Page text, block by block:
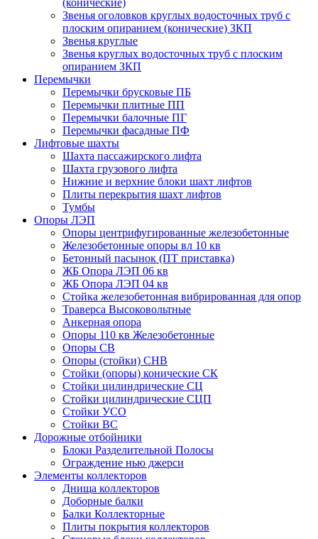
(конические)
Звенья оголовков круглых водосточных труб с
плоским опиранием (конические) ЗКП
Звенья круглые
Звенья круглых водосточных труб с плоским
опиранием ЗКП
Перемычки
Перемычки брусковые ПБ
Перемычки плитные ПП
Перемычки балочные ПГ
Перемычки фасадные ПФ
Лифтовые шахты
Шахта пассажирского лифта
Шахта грузового лифта
Нижние и верхние блоки шахт лифтов
Плиты перекрытия шахт лифтов
Тумбы
Опоры ЛЭП
Опоры центрифугированные железобетонные
Железобетонные опоры вл 10 кв
Бетонный пасынок (ПТ приставка)
ЖБ Опора ЛЭП 06 кв
ЖБ Опора ЛЭП 04 кв
Стойка железобетонная вибрированная для опор
Траверса Высоковольтные
Анкерная опора
Опоры 110 кв Железобетонные
Опоры СВ
Опоры (стойки) СНВ
Стойки (опоры) конические СК
Стойки цилиндрические СЦ
Стойки цилиндрические СЦП
Стойки УСО
Стойки ВС
Дорожные отбойники
Блоки Разделительной Полосы
Ограждение нью джерси
Элементы коллекторов
Днища коллекторов
Доборные балки
Балки Коллекторные
Плиты покрытия коллекторов